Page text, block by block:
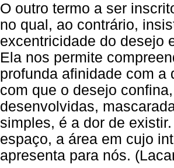
O outro termo a ser
no qual, ao contrário,
excentricidade do desejo
Ela nos permite
profunda afinidade com a
com que o desejo
desenvolvidas,
simples, é a dor de
espaço, a área em cujo
apresenta para nós.